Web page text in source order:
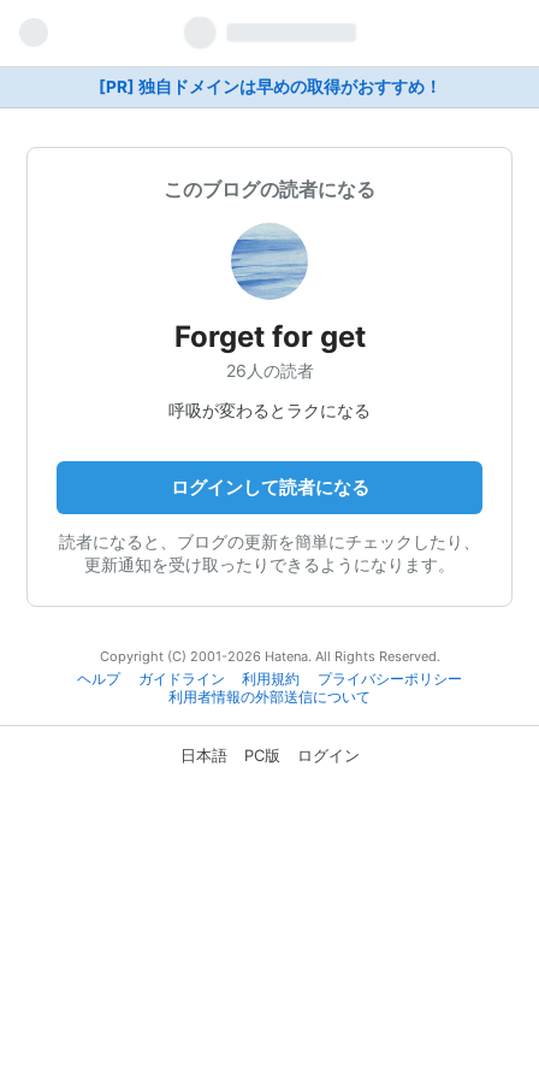
[PR] 独自ドメインは早めの取得がおすすめ！
このブログの読者になる
Forget for get
26人の読者
呼吸が変わるとラクになる
ログインして読者になる
読者になると、ブログの更新を簡単にチェックしたり、
更新通知を受け取ったりできるようになります。
Copyright (C) 2001-2026 Hatena. All Rights Reserved.
ヘルプ
ガイドライン 利用規約
プライバシーポリシー
利用者情報の外部送信について
日本語 PC版 ログイン